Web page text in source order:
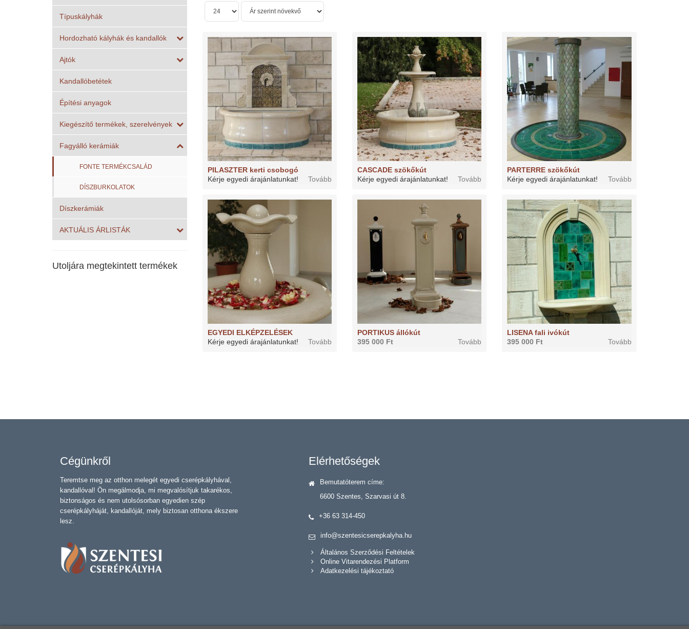
Típuskályhák
Hordozható kályhák és kandallók
Ajtók
Kandallóbetétek
Építési anyagok
Kiegészítő termékek, szerelvények
Fagyálló kerámiák
FONTE TERMÉKCSALÁD
DÍSZBURKOLATOK
Díszkerámiák
AKTUÁLIS ÁRLISTÁK
Utoljára megtekintett termékek
PILASZTER kerti csobogó
Tovább
Kérje egyedi árajánlatunkat!
CASCADE szökőkút
Tovább
Kérje egyedi árajánlatunkat!
PARTERRE szökőkút
Tovább
Kérje egyedi árajánlatunkat!
EGYEDI ELKÉPZELÉSEK
Tovább
Kérje egyedi árajánlatunkat!
PORTIKUS állókút
Tovább
395 000 Ft
LISENA fali ivókút
Tovább
395 000 Ft
Cégünkről
Teremtse meg az otthon melegét egyedi cserépkályhával,
kandallóval! Ön megálmodja, mi megvalósítjuk takarékos,
biztonságos és nem utolsósorban egyedien szép
cserépkályháját, kandallóját, mely biztosan otthona ékszere
lesz.
Elérhetőségek
Bemutatóterem címe:
6600 Szentes, Szarvasi út 8.
+36 63 314-450
info@szentesicserepkalyha.hu
Általános Szerződési Feltételek
Online Vitarendezési Platform
Adatkezelési tájékoztató